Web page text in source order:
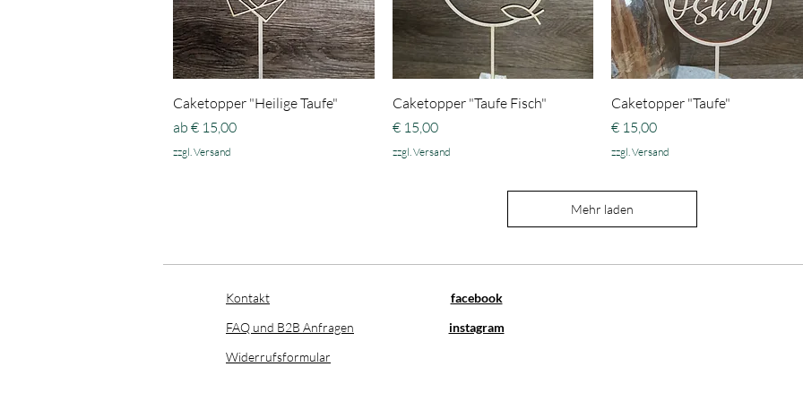
Schnellansicht
Caketopper "Heilige Taufe"
ab € 15,00
Sale-Preis
zzgl. Versand
Schnellansicht
Caketopper "Taufe Fisch"
Preis
€ 15,00
zzgl. Versand
Schnellansicht
Caketopper "Taufe"
Preis
€ 15,00
zzgl. Versand
Mehr laden
Kontakt
FAQ und B2B Anfragen
​Widerrufsformular
facebook
instagram